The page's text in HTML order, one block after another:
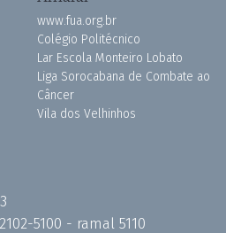
www.fua.org.br
Colégio Politécnico
Lar Escola Monteiro Lobato
Liga Sorocabana de Combate ao
Câncer
Vila dos Velhinhos
5100 - ramal 5110